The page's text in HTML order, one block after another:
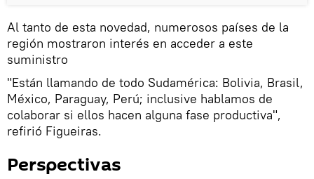
Al tanto de esta novedad, numerosos países de la
región mostraron interés en acceder a este
suministro
"Están llamando de todo Sudamérica: Bolivia, Brasil,
México, Paraguay, Perú; inclusive hablamos de
colaborar si ellos hacen alguna fase productiva",
refirió Figueiras.
Perspectivas